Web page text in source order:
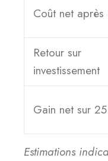
Coût net après
Retour sur
investissement
Gain net sur
Estimations